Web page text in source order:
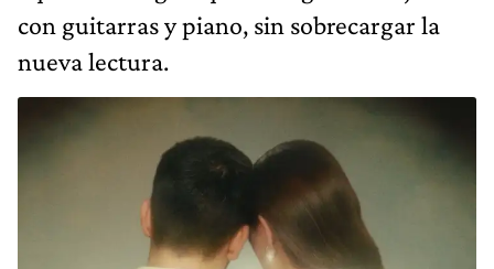
con guitarras y piano, sin sobrecargar la
nueva lectura.